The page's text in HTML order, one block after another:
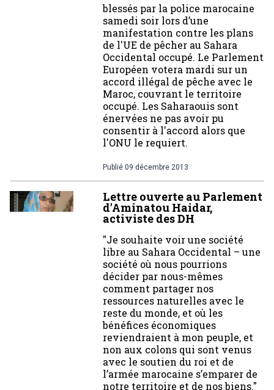
blessés par la police marocaine
samedi soir lors d’une
manifestation contre les plans
de l'UE de pêcher au Sahara
Occidental occupé. Le Parlement
Européen votera mardi sur un
accord illégal de pêche avec le
Maroc, couvrant le territoire
occupé. Les Saharaouis sont
énervées ne pas avoir pu
consentir à l'accord alors que
l'ONU le requiert.
Publié 09 décembre 2013
Lettre ouverte au Parlement
d'Aminatou Haidar,
activiste des DH
"Je souhaite voir une société
libre au Sahara Occidental – une
société où nous pourrions
décider par nous-mêmes
comment partager nos
ressources naturelles avec le
reste du monde, et où les
bénéfices économiques
reviendraient à mon peuple, et
non aux colons qui sont venus
avec le soutien du roi et de
l’armée marocaine s’emparer de
notre territoire et de nos biens."